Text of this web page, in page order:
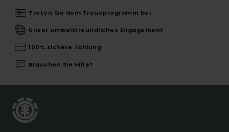
Treten Sie dem Treueprogramm bei
Unser umweltfreundliches Engagement
100% sichere Zahlung
Brauchen Sie Hilfe?